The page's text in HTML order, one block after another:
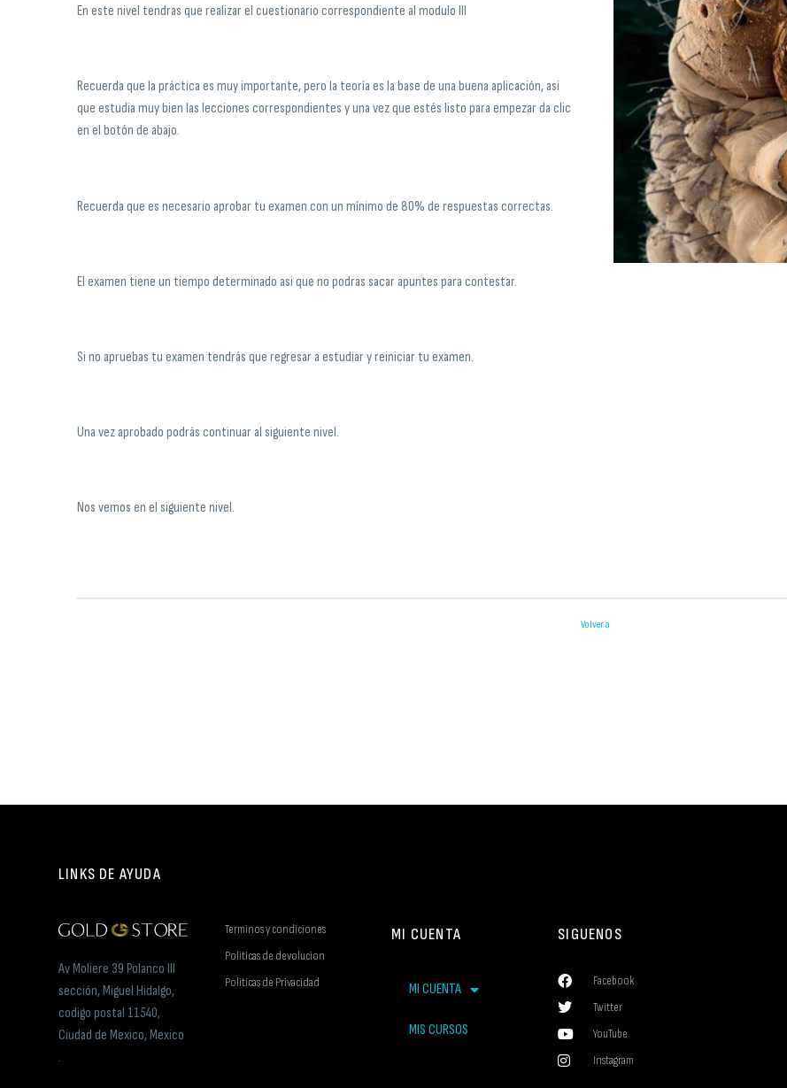
En este nivel tendras que realizar el cuestionario correspondiente al modulo III
Recuerda que la práctica es muy importante, pero la teoría es la base de una buena aplicación, asi
que estudia muy bien las lecciones correspondientes y una vez que estés listo para empezar da clic
en el botón de abajo.
Recuerda que es necesario aprobar tu examen con un mínimo de 80% de respuestas correctas.
El examen tiene un tiempo determinado asi que no podras sacar apuntes para contestar.
Si no apruebas tu examen tendrás que regresar a estudiar y reiniciar tu examen.
Una vez aprobado podrás continuar al siguiente nivel.
Nos vemos en el siguiente nivel.
Volver a
LINKS DE AYUDA
Av Moliere 39 Polanco III
sección, Miguel Hidalgo,
codigo postal 11540,
Ciudad de Mexico, Mexico
.
Terminos y condiciones
Politicas de devolucion
Politicas de Privacidad
MI CUENTA
MI CUENTA
MIS CURSOS
SIGUENOS
Facebook
Twitter
YouTube
Instagram